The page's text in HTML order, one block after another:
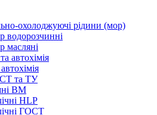
охолоджуючі рідини (мор)
водорозчинні
масляні
автохімія
та ТУ
ВМ
HLP
ГОСТ